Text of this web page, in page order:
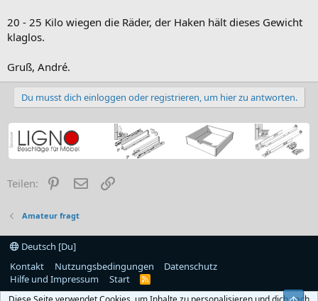
20 - 25 Kilo wiegen die Räder, der Haken hält dieses Gewicht
klaglos.
Gruß, André.
Du musst dich einloggen oder registrieren, um hier zu antworten.
Teilen: PinterestE-Mail
Amateur fragt
Deutsch [Du]
Kontakt
Nutzungsbedingungen
Datenschutz
Hilfe und Impressum
Start
R
S